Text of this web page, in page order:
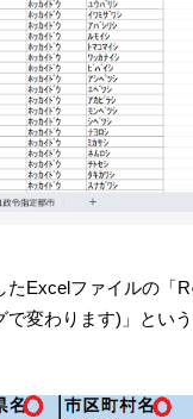
たExcelファイルの
で変わります)」とい